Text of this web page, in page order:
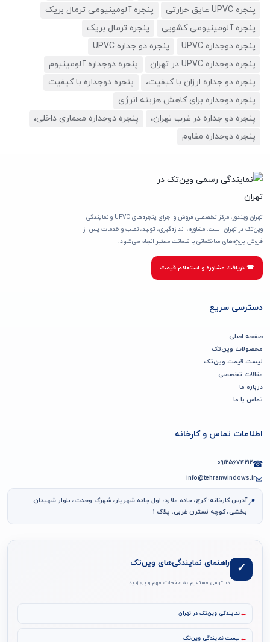
پنجره UPVC عایق حرارتی
پنجره آلومینیومی ترمال بریک
پنجره آلومینیومی کشویی
پنجره ترمال بریک
پنجره دوجداره UPVC
پنجره دو جداره UPVC
پنجره دوجداره UPVC در تهران
پنجره دوجداره آلومینیوم
پنجره دو جداره ارزان با کیفیت،
پنجره دوجداره با کیفیت
پنجره دوجداره برای کاهش هزینه انرژی
پنجره دو جداره در غرب تهران،
پنجره دوجداره معماری داخلی،
پنجره دوجداره مقاوم
تهران ویندوز، مرکز تخصصی فروش و اجرای پنجره‌های UPVC و نمایندگی
وین‌تک در تهران است. مشاوره، اندازه‌گیری، تولید، نصب و خدمات پس از
فروش پروژه‌های ساختمانی با ضمانت معتبر انجام می‌شود.
☎ دریافت مشاوره و استعلام قیمت
دسترسی سریع
صفحه اصلی
محصولات وین‌تک
لیست قیمت وین‌تک
مقالات تخصصی
درباره ما
تماس با ما
اطلاعات تماس و کارخانه
☎۰۹۱۲۵۶۷۴۲۱۲
✉
info@tehranwindows.ir
📍آدرس کارخانه: کرج، جاده ملارد، اول جاده شهریار، شهرک وحدت، بلوار شهیدان
بخشی، کوچه نسترن غربی، پلاک ۱
✓ راهنمای نمایندگی‌های وین‌تک
دسترسی مستقیم به صفحات مهم و پربازدید
←نمایندگی وین‌تک در تهران
← لیست نمایندگی وین‌تک